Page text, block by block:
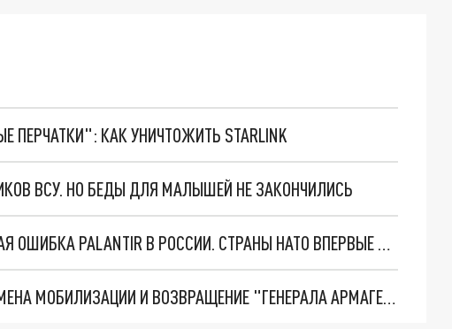
ПЕРЧАТКИ": КАК УНИЧТОЖИТЬ STARLINK
ВСУ. НО БЕДЫ ДЛЯ МАЛЫШЕЙ НЕ ЗАКОНЧИЛИСЬ
"ОЧЕНЬ ПЛОХИЕ НОВОСТИ": БОЛЬШАЯ ОШИБКА PALANTIR В РОССИИ. СТРАНЫ НАТО ВПЕРВЫЕ ЗА СВО ОСТАНОВИЛИ ПОСТАВКИ ОРУЖИЯ. ВСУ ТЕРЯЮТ ПРИГРАНИЧЬЕ?
ТРИ ГЛАВНЫХ ИНСАЙДА ОБ СВО. ОТМЕНА МОБИЛИЗАЦИИ И ВОЗВРАЩЕНИЕ "ГЕНЕРАЛА АРМАГЕДДОНА"? ОТЛИЧНЫЕ НОВОСТИ, КОТОРЫЕ ЖДАЛИ ВСЕ